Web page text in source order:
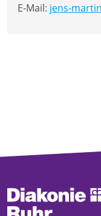
E-Mail: jens-